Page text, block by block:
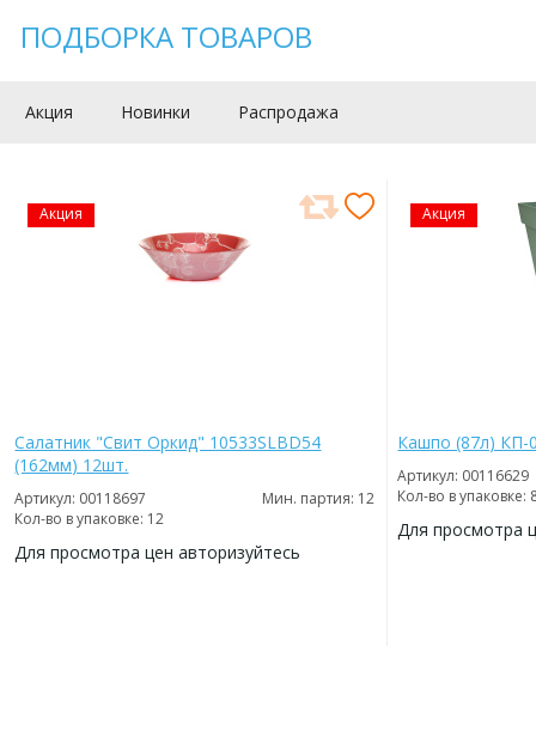
ПОДБОРКА ТОВАРОВ
Акция Новинки Распродажа
Акция
Салатник "Свит Оркид" 10533SLBD54
(162мм) 12шт.
Артикул: 00118697
Мин. партия: 12
Кол-во в упаковке: 12
Для просмотра цен авторизуйтесь
Акция
Кашпо (87л) КП-
Артикул: 00116629
Кол-во в упаковке:
Для просмотра